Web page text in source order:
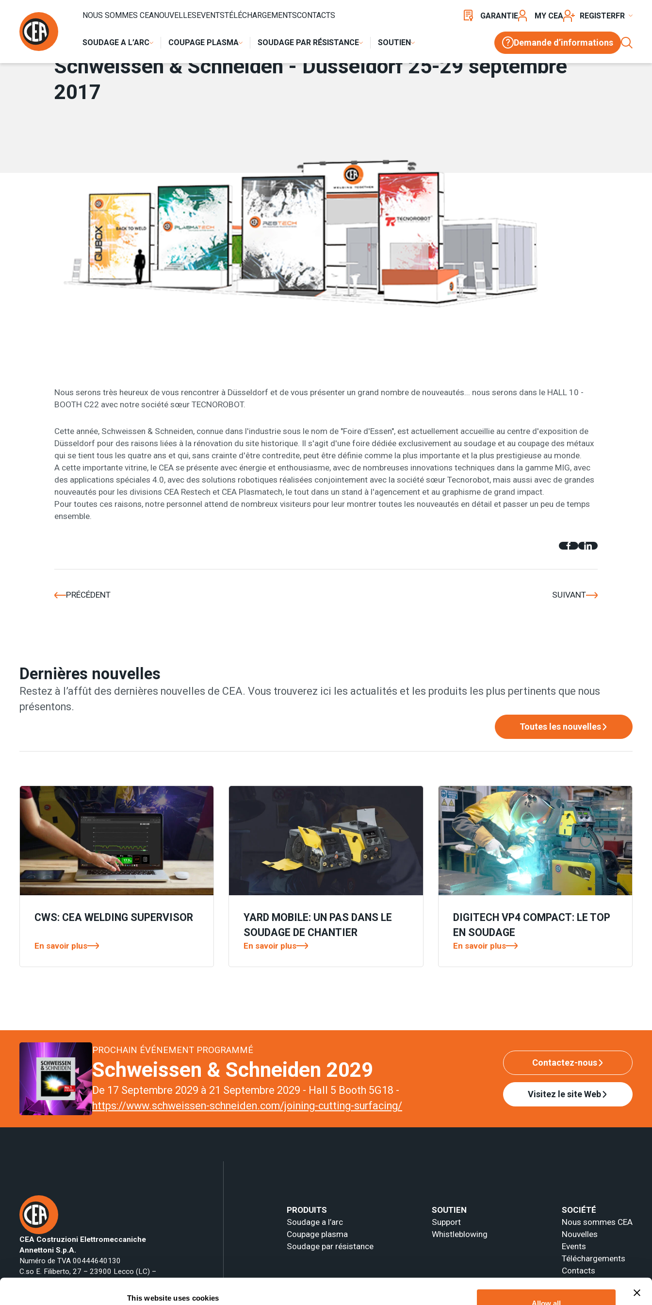
This website uses cookies
Allow all
SOUDAGE A L’ARC COUPAGE PLASMA SOUDAGE PAR RÉSISTANCE SOUTIEN Demande d’informations
NOUS SOMMES CEANOUVELLESEVENTSTÉLÉCHARGEMENTSCONTACTS GARANTIE MY CEA REGISTER
31 AOÛT 2017
Schweissen & Schneiden - Düsseldorf 25-29 septembre
2017
Nous serons très heureux de vous rencontrer à Düsseldorf et de vous présenter un grand nombre de nouveautés... nous serons dans le HALL 10 -
BOOTH C22 avec notre société sœur TECNOROBOT.
Cette année, Schweissen & Schneiden, connue dans l'industrie sous le nom de "Foire d'Essen", est actuellement accueillie au centre d'exposition de
Düsseldorf pour des raisons liées à la rénovation du site historique. Il s'agit d'une foire dédiée exclusivement au soudage et au coupage des métaux
qui se tient tous les quatre ans et qui, sans crainte d'être contredite, peut être définie comme la plus importante et la plus prestigieuse au monde.
A cette importante vitrine, le CEA se présente avec énergie et enthousiasme, avec de nombreuses innovations techniques dans la gamme MIG, avec
des applications spéciales 4.0, avec des solutions robotiques réalisées conjointement avec la société sœur Tecnorobot, mais aussi avec de grandes
nouveautés pour les divisions CEA Restech et CEA Plasmatech, le tout dans un stand à l'agencement et au graphisme de grand impact.
Pour toutes ces raisons, notre personnel attend de nombreux visiteurs pour leur montrer toutes les nouveautés en détail et passer un peu de temps
ensemble.
PRÉCÉDENT SUIVANT
Dernières nouvelles
Restez à l’affût des dernières nouvelles de CEA. Vous trouverez ici les actualités et les produits les plus pertinents que nous
présentons.
Toutes les nouvelles
CWS: CEA WELDING SUPERVISOR
En savoir plus
YARD MOBILE: UN PAS DANS LE
SOUDAGE DE CHANTIER
En savoir plus
DIGITECH VP4 COMPACT: LE TOP
EN SOUDAGE
En savoir plus
PROCHAIN ÉVÉNEMENT PROGRAMMÉ
Schweissen & Schneiden 2029
De 17 Septembre 2029 à 21 Septembre 2029 - Hall 5 Booth 5G18 -
https://www.schweissen-schneiden.com/joining-cutting-surfacing/
Contactez-nous
Visitez le site Web
CEA Costruzioni Elettromeccaniche
Annettoni S.p.A.
Numéro de TVA 00444640130
C.so E. Filiberto, 27 – 23900 Lecco (LC) –
PRODUITS
Soudage a l’arc
Coupage plasma
Soudage par résistance
SOUTIEN
Support
Whistleblowing
SOCIÉTÉ
Nous sommes CEA
Nouvelles
Events
Téléchargements
Contacts